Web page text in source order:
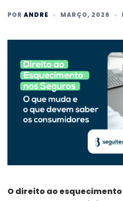
POR ANDRE MARÇO, 2026
O direito ao esquecimento